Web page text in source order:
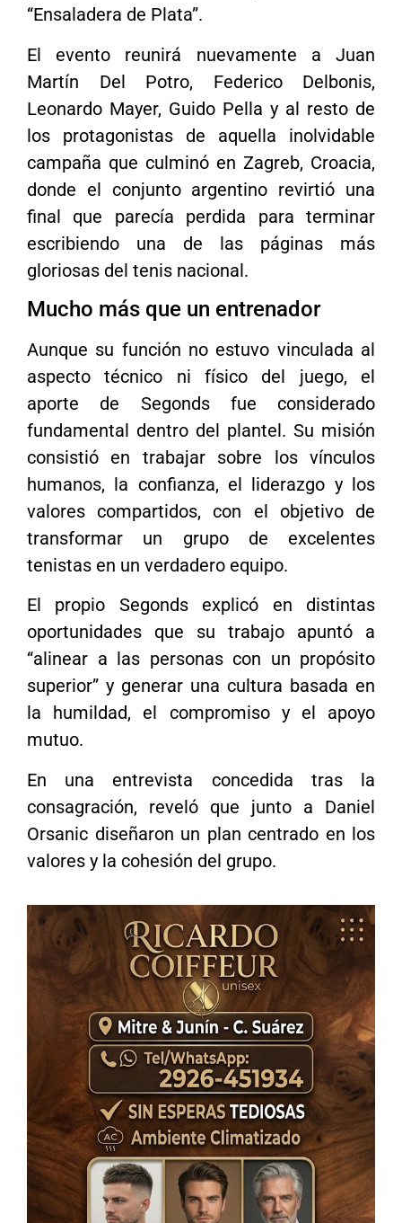
“Ensaladera de Plata”.
El evento reunirá nuevamente a Juan
Martín Del Potro, Federico Delbonis,
Leonardo Mayer, Guido Pella y al resto de
los protagonistas de aquella inolvidable
campaña que culminó en Zagreb, Croacia,
donde el conjunto argentino revirtió una
final que parecía perdida para terminar
escribiendo una de las páginas más
gloriosas del tenis nacional.
Mucho más que un entrenador
Aunque su función no estuvo vinculada al
aspecto técnico ni físico del juego, el
aporte de Segonds fue considerado
fundamental dentro del plantel. Su misión
consistió en trabajar sobre los vínculos
humanos, la confianza, el liderazgo y los
valores compartidos, con el objetivo de
transformar un grupo de excelentes
tenistas en un verdadero equipo.
El propio Segonds explicó en distintas
oportunidades que su trabajo apuntó a
“alinear a las personas con un propósito
superior” y generar una cultura basada en
la humildad, el compromiso y el apoyo
mutuo.
En una entrevista concedida tras la
consagración, reveló que junto a Daniel
Orsanic diseñaron un plan centrado en los
valores y la cohesión del grupo.